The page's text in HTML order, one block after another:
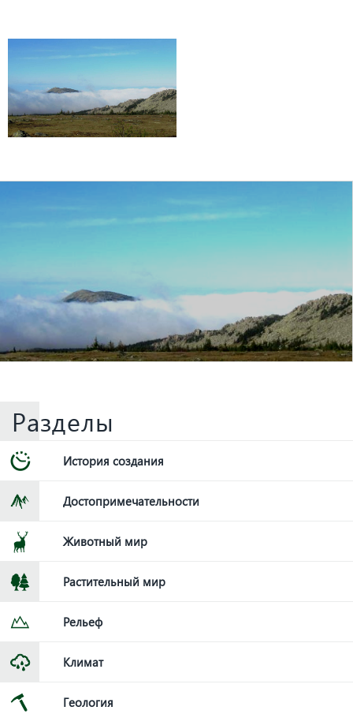
Разделы
История создания
Достопримечательности
Животный мир
Растительный мир
Рельеф
Климат
Геология